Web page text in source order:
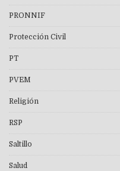
PRONNIF
Protección Civil
PT
PVEM
Religión
RSP
Saltillo
Salud